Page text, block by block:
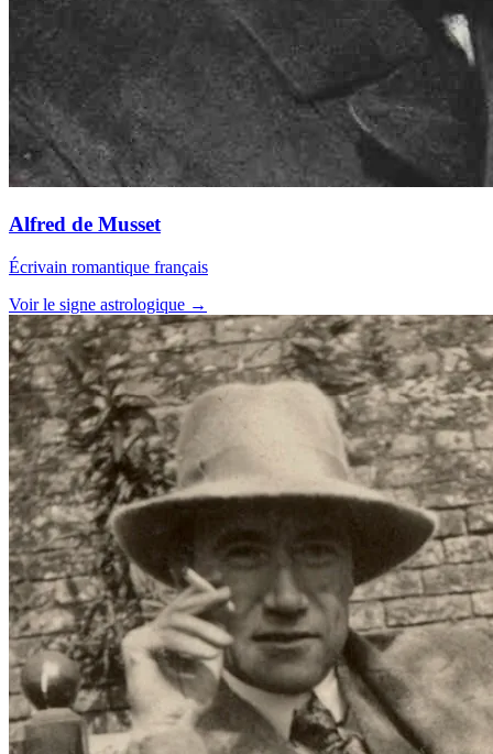
Alfred de Musset
Écrivain romantique français
Voir le signe astrologique →